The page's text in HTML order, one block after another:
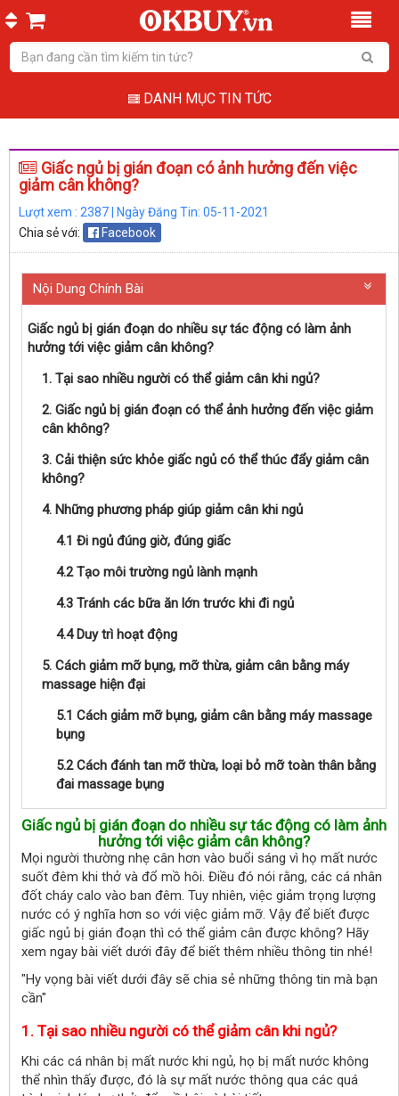
DANH MỤC TIN TỨC
Giấc ngủ bị gián đoạn có ảnh hưởng đến việc
giảm cân không?
Lượt xem : 2387 | Ngày Đăng Tin: 05-11-2021
Chia sẻ với:
Facebook
Nội Dung Chính Bài
Giấc ngủ bị gián đoạn do nhiều sự tác động có làm ảnh
hưởng tới việc giảm cân không?
1. Tại sao nhiều người có thể giảm cân khi ngủ?
2. Giấc ngủ bị gián đoạn có thể ảnh hưởng đến việc giảm
cân không?
3. Cải thiện sức khỏe giấc ngủ có thể thúc đẩy giảm cân
không?
4. Những phương pháp giúp giảm cân khi ngủ
4.1 Đi ngủ đúng giờ, đúng giấc
4.2 Tạo môi trường ngủ lành mạnh
4.3 Tránh các bữa ăn lớn trước khi đi ngủ
4.4 Duy trì hoạt động
5. Cách giảm mỡ bụng, mỡ thừa, giảm cân bằng máy
massage hiện đại
5.1 Cách giảm mỡ bụng, giảm cân bằng máy massage
bụng
5.2 Cách đánh tan mỡ thừa, loại bỏ mỡ toàn thân bằng
đai massage bụng
Giấc ngủ bị gián đoạn do nhiều sự tác động có làm ảnh
hưởng tới việc giảm cân không?
Mọi người thường nhẹ cân hơn vào buổi sáng vì họ mất nước
suốt đêm khi thở và đổ mồ hôi. Điều đó nói rằng, các cá nhân
đốt cháy calo vào ban đêm. Tuy nhiên, việc giảm trọng lượng
nước có ý nghĩa hơn so với việc giảm mỡ. Vậy để biết được
giấc ngủ bị gián đoạn thì có thể giảm cân được không? Hãy
xem ngay bài viết dưới đây để biết thêm nhiều thông tin nhé!
"Hy vọng bài viết dưới đây sẽ chia sẻ những thông tin mà bạn
cần"
1. Tại sao nhiều người có thể giảm cân khi ngủ?
Khi các cá nhân bị mất nước khi ngủ, họ bị mất nước không
thể nhìn thấy được, đó là sự mất nước thông qua các quá